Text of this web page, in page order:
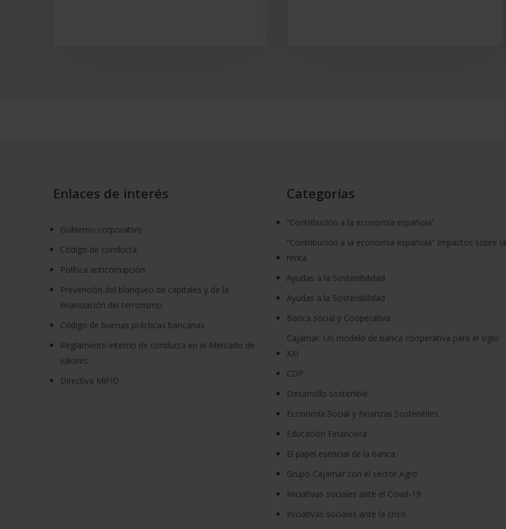
Enlaces de interés
Gobierno corporativo
Código de conducta
Política anticorrupción
Prevención del blanqueo de capitales y de la
financiación del terrorismo
Código de buenas prácticas bancarias
Reglamento interno de conducta en el Mercado de
valores
Directiva MiFID
Categorías
“Contribución a la economía española”
“Contribución a la economía española” Impactos sobre la
renta
Ayudas a la Sostenibilidad
Ayudas a la Sostenibilidad
Banca social y Cooperativa
Cajamar. Un modelo de banca cooperativa para el siglo
XXI
CDP
Desarrollo sostenible
Economía Social y Finanzas Sostenibles
Educación Financiera
El papel esencial de la banca
Grupo Cajamar con el sector Agro
Iniciativas sociales ante el Covid-19
Iniciativas sociales ante la crisis